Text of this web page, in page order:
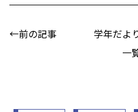
←前の記事
学年だよ
一